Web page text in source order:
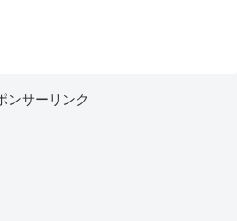
ンサーリンク